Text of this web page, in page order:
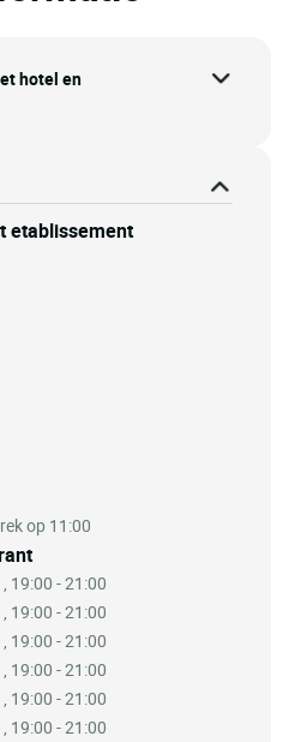
hotel en
etablissement
op 11:00
19:00 - 21:00
19:00 - 21:00
19:00 - 21:00
19:00 - 21:00
19:00 - 21:00
19:00 - 21:00